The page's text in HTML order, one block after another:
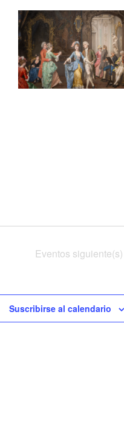
Eventos siguiente(s)
Suscribirse al calendario